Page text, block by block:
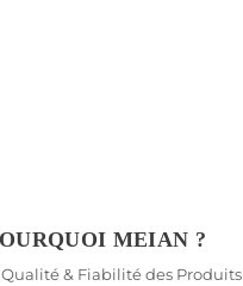
MEIAN ?
Qualité & Fiabilité des Produits